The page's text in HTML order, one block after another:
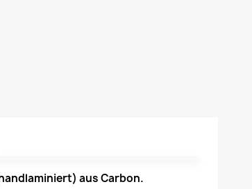
aus Carbon.